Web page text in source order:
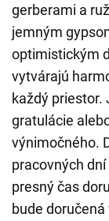
gerberami a
jemným
optimistickým
vytvárajú
každý priestor.
gratulácie
výnimočného.
pracovných
presný čas
bude